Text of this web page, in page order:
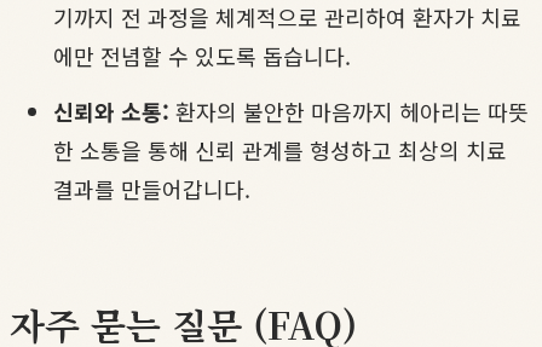
기까지 전 과정을 체계적으로 관리하여 환자가 치료
에만 전념할 수 있도록 돕습니다.
신뢰와 소통: 환자의 불안한 마음까지 헤아리는 따뜻
한 소통을 통해 신뢰 관계를 형성하고 최상의 치료
결과를 만들어갑니다.
자주 묻는 질문 (FAQ)